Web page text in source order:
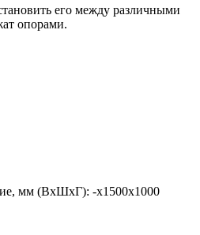
его между различными
опорами.
мм (ВхШхГ): -x1500x1000